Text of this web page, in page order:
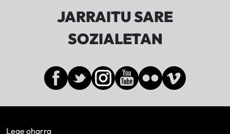
JARRAITU SARE
SOZIALETAN
Lege oharra